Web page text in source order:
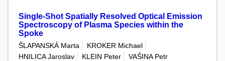
Single-Shot Spatially Resolved Optical Emission
Spectroscopy of Plasma Species within the
Spoke
ŠLAPANSKÁ Marta
KROKER Michael
HNILICA Jaroslav
KLEIN Peter
VAŠINA Petr